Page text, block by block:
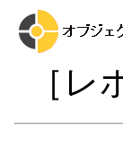
［レ